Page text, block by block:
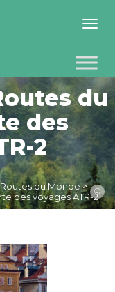
Toggle
du
des
2
du Monde>
des voyages ATR-2©